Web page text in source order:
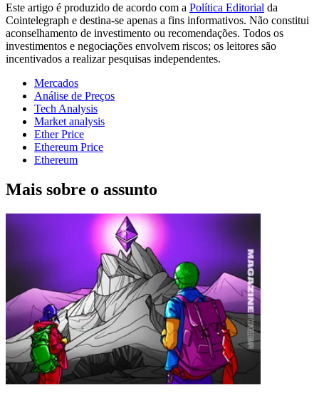
Este artigo é produzido de acordo com a Política Editorial da
Cointelegraph e destina-se apenas a fins informativos. Não constitui
aconselhamento de investimento ou recomendações. Todos os
investimentos e negociações envolvem riscos; os leitores são
incentivados a realizar pesquisas independentes.
Mercados
Análise de Preços
Tech Analysis
Market analysis
Ether Price
Ethereum Price
Ethereum
Mais sobre o assunto